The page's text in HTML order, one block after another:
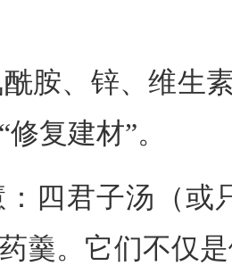
胺、锌、维生
复建材”。
四君子汤（或
羹。它们不仅